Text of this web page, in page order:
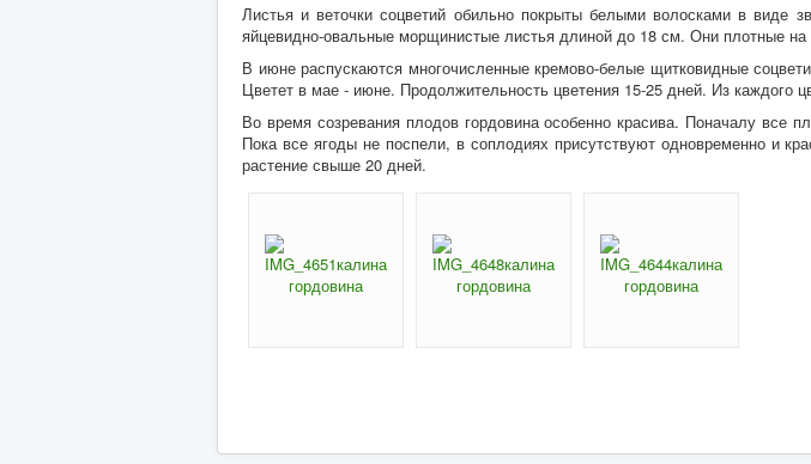
Листья и веточки соцветий обильно покрыты белыми волосками в виде
яйцевидно-овальные морщинистые листья длиной до 18 см. Они плотные
В июне распускаются многочисленные кремово-белые щитковидные
Цветет в мае - июне. Продолжительность цветения 15-25 дней. Из каждого
Во время созревания плодов гордовина особенно красива. Поначалу все
Пока все ягоды не поспели, в соплодиях присутствуют одновременно и
растение свыше 20 дней.